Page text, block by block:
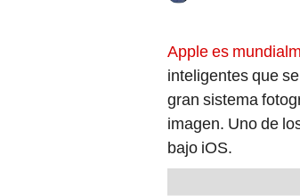
Apple es
inteligentes que
gran sistema
imagen. Uno de
bajo iOS.